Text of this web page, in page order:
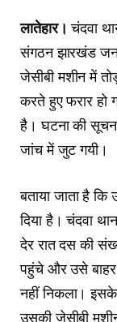
लातेहार।चंदवा
संगठन झारखंड
जेसीबी मशीन में
करते हुए फरार हो
है। घटना की
जांच में जुट गयी।
बताया जाता है
दिया है। चंदवा
देर रात दस की
पहुंचे और उसे
नहीं निकला। इसके
उसकी जेसीबी